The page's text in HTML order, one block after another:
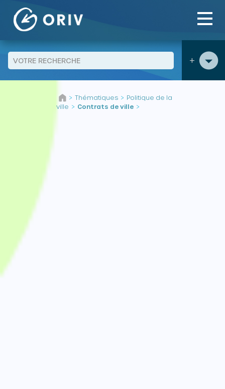
+
> Thématiques > Politique de la
ville > Contrats de ville >
Panneau de gestion des cookies